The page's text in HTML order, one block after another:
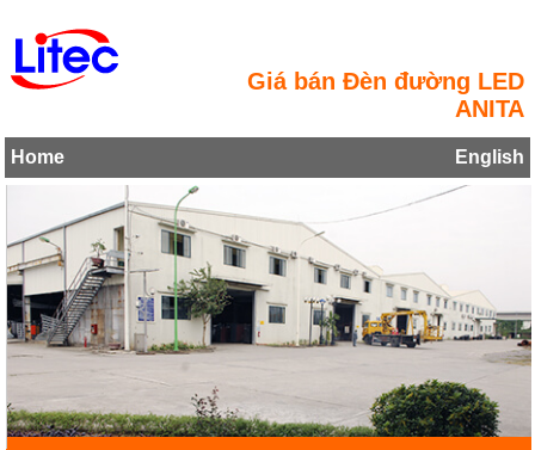
Giá bán Đèn đường LED
ANITA
Home English